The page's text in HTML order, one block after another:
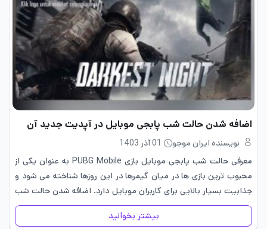
اضافه شدن حالت شب پابجی موبایل در آپدیت جدید آن
نویسنده ایران موجو
01 آذر 1403
معرفی حالت شب پابجی موبایل بازی PUBG Mobile به عنوان یکی از
محبوب ترین بازی ها در میان گیمرها در این روزها شناخته می شود و
جذابیت بسیار بالایی برای کاربران موبایل دارد. اضافه شدن حالت شب
پابجی موبایل در…
بیشتر بخوانید